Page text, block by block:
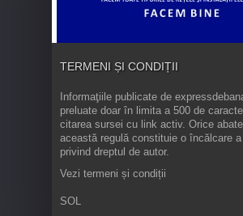
TERMENI ȘI CONDIȚII
Informaţiile publicate de
preluate doar în limita a 500 de
citarea sursei cu link activ. Orice
această regulă constituie o încălcare
privind dreptul de autor.
Vezi termeni și condiții
SOL